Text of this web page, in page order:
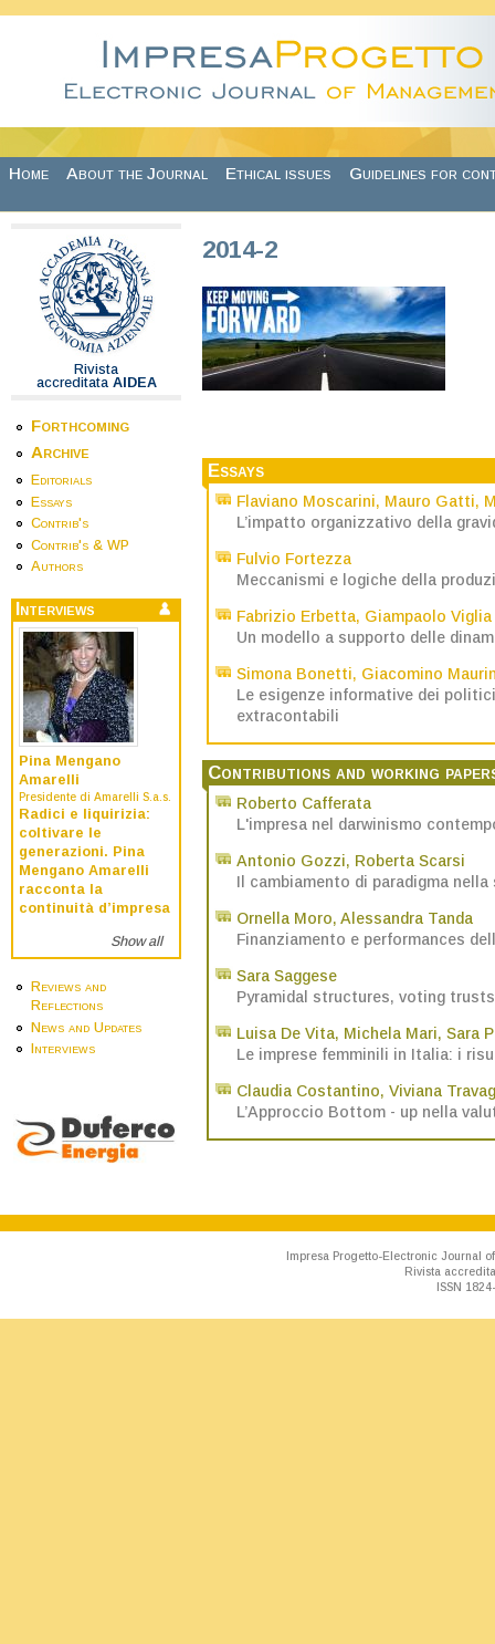
Home About the Journal Ethical issues Guidelines for
Rivista
accreditata AIDEA
Forthcoming
Archive
Editorials
Essays
Contrib's
Contrib's & WP
Authors
Interviews
Pina Mengano
Amarelli
Presidente di Amarelli S.a.s.
Radici e liquirizia:
coltivare le
generazioni. Pina
Mengano Amarelli
racconta la
continuità d’impresa
Show all
Reviews and
Reflections
News and Updates
Interviews
2014-2
Essays
Flaviano Moscarini, Mauro Gatti,
L’impatto organizzativo della
Fulvio Fortezza
Meccanismi e logiche della
Fabrizio Erbetta, Giampaolo Viglia
Un modello a supporto delle
Simona Bonetti, Giacomino
Le esigenze informative dei
extracontabili
Contributions and working
Roberto Cafferata
L'impresa nel darwinismo
Antonio Gozzi, Roberta Scarsi
Il cambiamento di paradigma
Ornella Moro, Alessandra Tanda
Finanziamento e performances
Sara Saggese
Pyramidal structures, voting
Luisa De Vita, Michela Mari, Sara
Le imprese femminili in Italia: i
Claudia Costantino, Viviana
L’Approccio Bottom - up nella
Impresa Progetto-Electronic Journal
Rivista
ISSN